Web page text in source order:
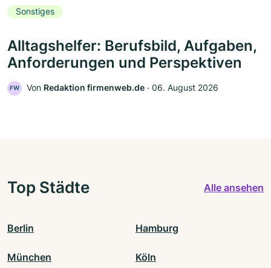
Sonstiges
Alltagshelfer: Berufsbild, Aufgaben,
Anforderungen und Perspektiven
FW Von Redaktion firmenweb.de ‧ 06. August 2026
Top Städte Alle ansehen
Berlin Hamburg
München Köln